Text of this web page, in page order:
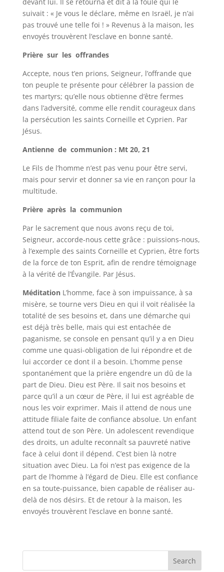
suivait : « Je vous le déclare, même en Israël, je n’ai
pas trouvé une telle foi ! » Revenus à la maison, les
envoyés trouvèrent l’esclave en bonne santé.
Prière sur les offrandes
Accepte, nous t’en prions, Seigneur, l’offrande que
ton peuple te présente pour célébrer la passion de
tes martyrs; qu’elle nous obtienne d’être fermes
dans l’adversité, comme elle rendit courageux dans
la persécution les saints Corneille et Cyprien. Par
Jésus.
Antienne de communion : Mt 20, 21
Le Fils de l’homme n’est pas venu pour être servi,
mais pour servir et donner sa vie en rançon pour la
multitude.
Prière après la communion
Par le sacrement que nous avons reçu de toi,
Seigneur, accorde-nous cette grâce : puissions-nous,
à l’exemple des saints Corneille et Cyprien, être forts
de la force de ton Esprit, afin de rendre témoignage
à la vérité de l’Évangile. Par Jésus.
MéditationL’homme, face à son impuissance, à sa
misère, se tourne vers Dieu en qui il voit réalisée la
totalité de ses besoins et, dans une démarche qui
est déjà très belle, mais qui est entachée de
paganisme, se console en pensant qu’il y a en Dieu
comme une quasi-obligation de lui répondre et de
lui accorder ce dont il a besoin. L’homme pense
spontanément que la prière engendre un dû de la
part de Dieu. Dieu est Père. Il sait nos besoins et
parce qu’il a un cœur de Père, il lui est agréable de
nous les voir exprimer. Mais il attend de nous une
attitude filiale faite de confiance absolue. Un enfant
attend tout de son Père. Un adolescent revendique
des droits, un adulte reconnaît sa pauvreté native
face à celui dont il dépend. C’est bien là notre
situation avec Dieu. La foi n’est pas exigence de la
part de l’homme à l’égard de Dieu. Elle est confiance
en sa toute-puissance, bien capable de réaliser au-
delà de nos désirs. Et de retour à la maison, les
envoyés trouvèrent l’esclave en bonne santé.
Search